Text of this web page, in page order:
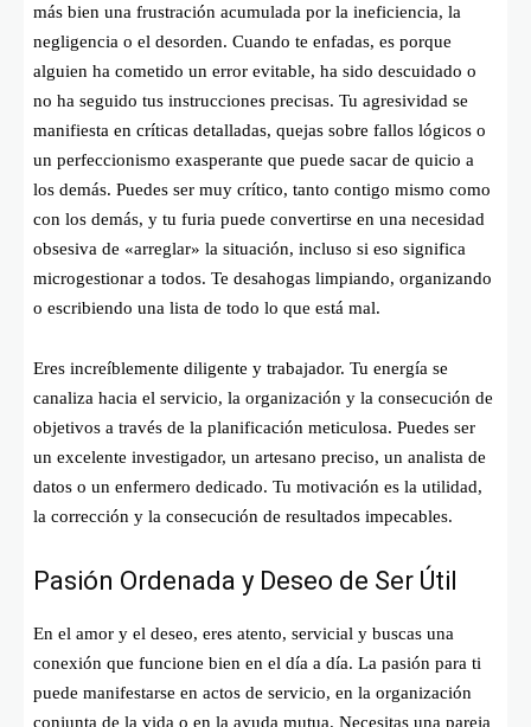
más bien una frustración acumulada por la ineficiencia, la
negligencia o el desorden. Cuando te enfadas, es porque
alguien ha cometido un error evitable, ha sido descuidado o
no ha seguido tus instrucciones precisas. Tu agresividad se
manifiesta en críticas detalladas, quejas sobre fallos lógicos o
un perfeccionismo exasperante que puede sacar de quicio a
los demás. Puedes ser muy crítico, tanto contigo mismo como
con los demás, y tu furia puede convertirse en una necesidad
obsesiva de «arreglar» la situación, incluso si eso significa
microgestionar a todos. Te desahogas limpiando, organizando
o escribiendo una lista de todo lo que está mal.
Eres increíblemente diligente y trabajador. Tu energía se
canaliza hacia el servicio, la organización y la consecución de
objetivos a través de la planificación meticulosa. Puedes ser
un excelente investigador, un artesano preciso, un analista de
datos o un enfermero dedicado. Tu motivación es la utilidad,
la corrección y la consecución de resultados impecables.
Pasión Ordenada y Deseo de Ser Útil
En el amor y el deseo, eres atento, servicial y buscas una
conexión que funcione bien en el día a día. La pasión para ti
puede manifestarse en actos de servicio, en la organización
conjunta de la vida o en la ayuda mutua. Necesitas una pareja